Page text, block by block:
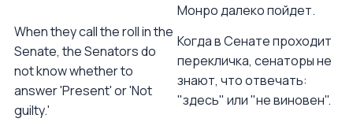
Монро далеко пойдет.
When they call the roll in the
Senate, the Senators do
not know whether to
answer 'Present' or 'Not
guilty.'
Когда в Сенате проходит
перекличка, сенаторы не
знают, что отвечать:
"здесь" или "не виновен".